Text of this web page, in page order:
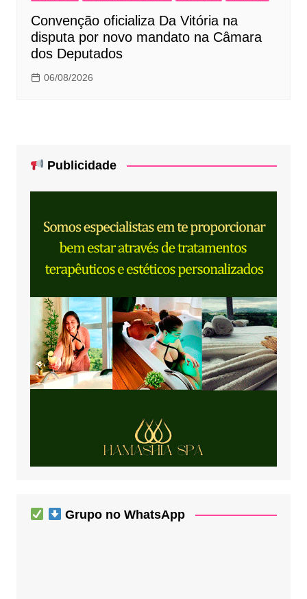
Convenção oficializa Da Vitória na
disputa por novo mandato na Câmara
dos Deputados
06/08/2026
Publicidade
Grupo no WhatsApp